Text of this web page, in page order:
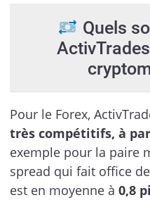
Quels
Pour le Forex,
très compétitifs, à
exemple pour la paire
spread qui fait office
est en moyenne à 0,8